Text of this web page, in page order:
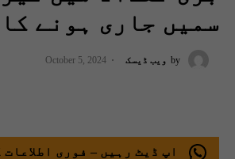
سمیں جاری ہونے
by ویب ڈیسک October 5, 2024
اپ ڈیٹ رہیں – فوری